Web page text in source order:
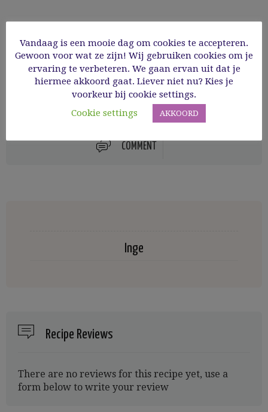
2
agavesiroop of een combinatie van de twee,
rijstsiroop, honing, vers fruit, etc.
COMMENT
Inge
Recipe Reviews
There are no reviews for this recipe yet, use a
form below to write your review
Vandaag is een mooie dag om cookies te accepteren.
Gewoon voor wat ze zijn! Wij gebruiken cookies om je
ervaring te verbeteren. We gaan ervan uit dat je
hiermee akkoord gaat. Liever niet nu? Kies je
voorkeur bij cookie settings.
Cookie settings
AKKOORD